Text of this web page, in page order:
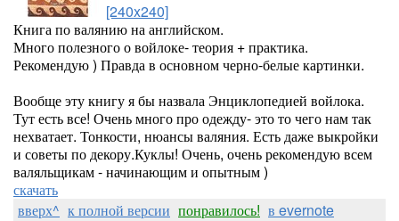
[240x240]
Книга по валянию на английском.
Много полезного о войлоке- теория + практика.
Рекомендую ) Правда в основном черно-белые картинки.
Вообще эту книгу я бы назвала Энциклопедией войлока.
Тут есть все! Очень много про одежду- это то чего нам так
нехватает. Тонкости, нюансы валяния. Есть даже выкройки
и советы по декору.Куклы! Очень, очень рекомендую всем
валяльщикам - начинающим и опытным )
скачать
вверх^ к полной версии понравилось! в evernote